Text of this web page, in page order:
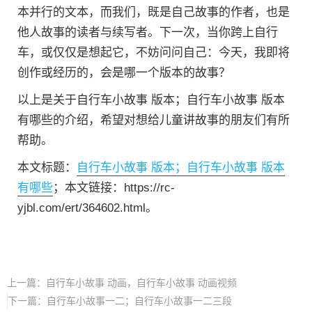
本并行的文本，而我们，既是自己故事的作者，也是
他人故事的读者与续写者。下一次，当你跨上自行
车，或仅仅是想起它，不妨问问自己：今天，我即将
创作或经历的，会是哪一个版本的故事？
以上是关于自行车小故事 版本；自行车小故事 版本
有哪些的介绍，希望对想给儿童讲故事的朋友们有所
帮助。
本文标题：
自行车小故事 版本；自行车小故事 版本
有哪些；本文链接：https://rc-
yjbl.com/ert/364602.html。
上一篇：
自行车小故事 动画，自行车小故事 动画视频
下一篇：
自行车小故事一二；自行车小故事一二三段